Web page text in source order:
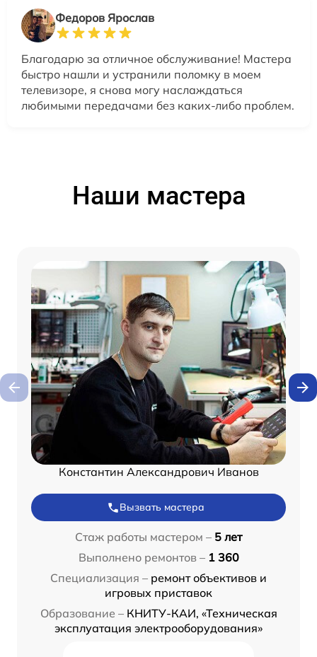
Федоров Ярослав
Благодарю за отличное обслуживание! Мастера
быстро нашли и устранили поломку в моем
телевизоре, я снова могу наслаждаться
любимыми передачами без каких-либо проблем.
Наши мастера
Константин Александрович Иванов
Вызвать мастера
Стаж работы мастером – 5 лет
Выполнено ремонтов – 1 360
Специализация – ремонт объективов и
игровых приставок
Образование – КНИТУ-КАИ, «Техническая
эксплуатация электрооборудования»